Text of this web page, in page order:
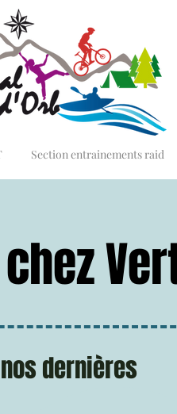
Section entrainements raid
dernières